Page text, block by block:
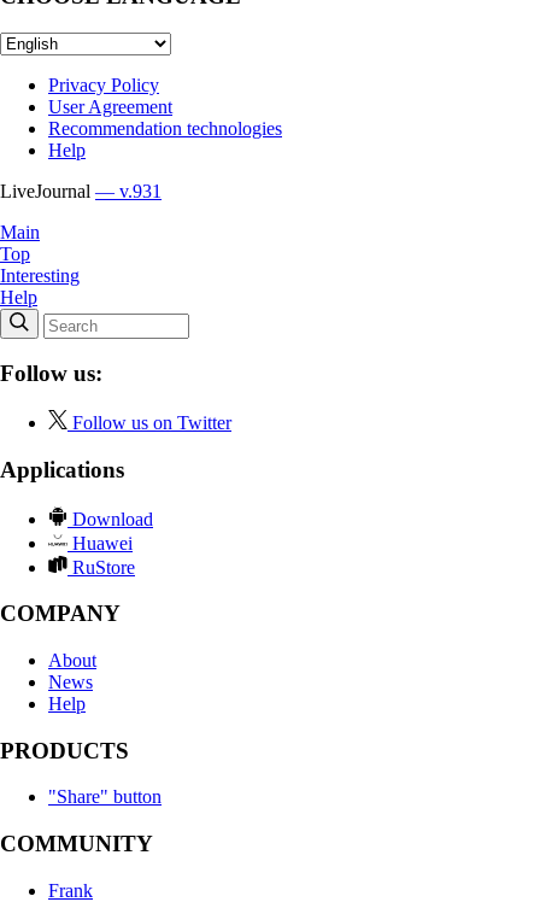
Privacy Policy
User Agreement
Recommendation technologies
Help
LiveJournal — v.931
Main
Top
Interesting
Help
Follow us:
Follow us on Twitter
Applications
Download
Huawei
RuStore
COMPANY
About
News
Help
PRODUCTS
"Share" button
COMMUNITY
Frank